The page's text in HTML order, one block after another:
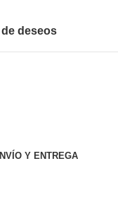
deseos
Y ENTREGA